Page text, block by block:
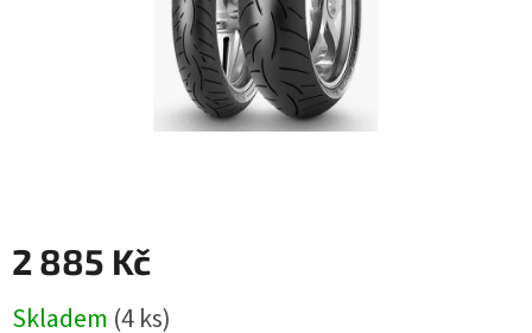
2 885 Kč
cena:
Skladem (4 ks)